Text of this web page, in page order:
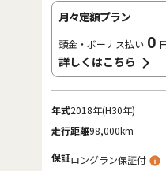
月々定額プラン
頭金・ボーナス払い 0
詳しくはこちら
年式2018年(H30年)
走行距離98,000km
保証ロングラン保証付